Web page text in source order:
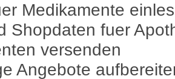
Medikamente
Shopdaten fuer
versenden
Angebote